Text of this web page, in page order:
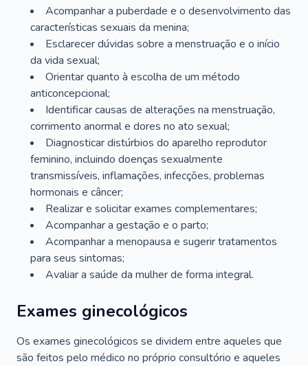
Acompanhar a puberdade e o desenvolvimento das
características sexuais da menina;
Esclarecer dúvidas sobre a menstruação e o início
da vida sexual;
Orientar quanto à escolha de um método
anticoncepcional;
Identificar causas de alterações na menstruação,
corrimento anormal e dores no ato sexual;
Diagnosticar distúrbios do aparelho reprodutor
feminino, incluindo doenças sexualmente
transmissíveis, inflamações, infecções, problemas
hormonais e câncer;
Realizar e solicitar exames complementares;
Acompanhar a gestação e o parto;
Acompanhar a menopausa e sugerir tratamentos
para seus sintomas;
Avaliar a saúde da mulher de forma integral.
Exames ginecológicos
Os exames ginecológicos se dividem entre aqueles que
são feitos pelo médico no próprio consultório e aqueles